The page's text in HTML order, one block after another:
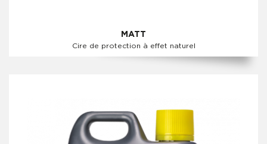
MATT
Cire de protection à effet naturel